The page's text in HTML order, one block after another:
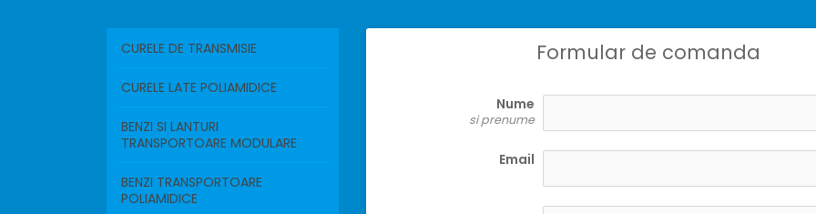
Formular de comanda
Nume
si prenume
Email
CURELE DE TRANSMISIE
CURELE LATE POLIAMIDICE
BENZI SI LANTURI
TRANSPORTOARE MODULARE
BENZI TRANSPORTOARE
POLIAMIDICE